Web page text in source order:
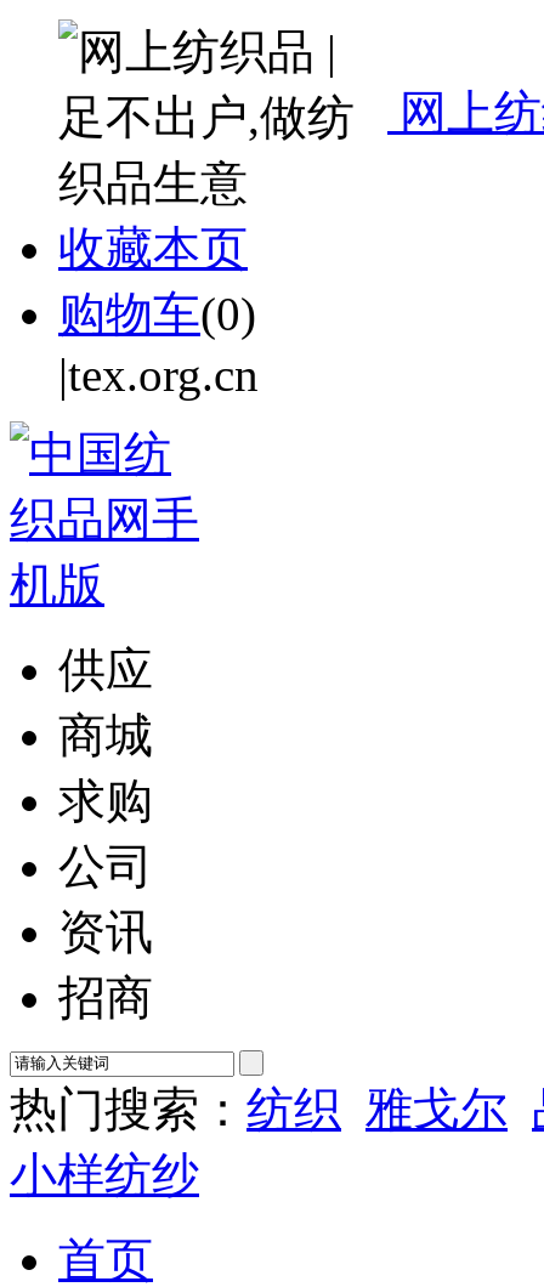
网上
收藏本页
购物车(0)
|tex.org.cn
供应
商城
求购
公司
资讯
招商
热门搜索： 纺织 雅戈尔
小样纺纱
首页